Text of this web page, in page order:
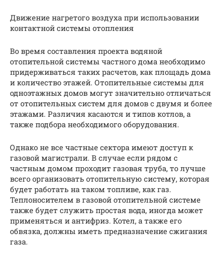
Движение нагретого воздуха при использовании
контактной системы отопления
Во время составления проекта водяной
отопительной системы частного дома необходимо
придерживаться таких расчетов, как площадь дома
и количество этажей. Отопительные системы для
одноэтажных домов могут значительно отличаться
от отопительных систем для домов с двумя и более
этажами. Различия касаются и типов котлов, а
также подбора необходимого оборудования.
Однако не все частные сектора имеют доступ к
газовой магистрали. В случае если рядом с
частным домом проходит газовая труба, то лучше
всего организовать отопительную систему, которая
будет работать на таком топливе, как газ.
Теплоносителем в газовой отопительной системе
также будет служить простая вода, иногда может
применяться и антифриз. Котел, а также его
обвязка, должны иметь предназначение сжигания
газа.